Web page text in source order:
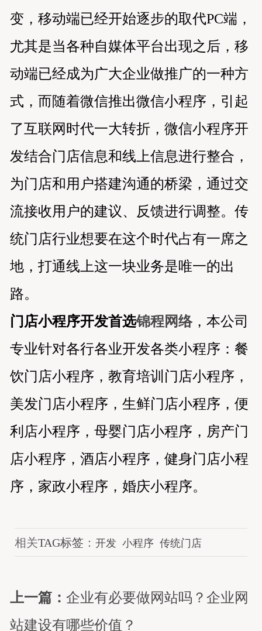
变，移动端已经开始逐步的取代PC端，
尤其是当各种自媒体平台出现之后，移
动端已经成为广大企业做推广的一种方
式，而随着微信推出微信小程序，引起
了互联网时代一大转折，微信小程序开
发结合门店信息和线上信息进行整合，
为门店和用户搭建沟通的桥梁，通过交
流接收用户的建议、反馈进行调整。传
统门店行业想要在这个时代占有一席之
地，打通线上这一块业务是唯一的出
路。
门店小程序开发首选锦程网络，本公司
专业针对各行各业开发各类小程序：餐
饮门店小程序，教育培训门店小程序，
美发门店小程序，生鲜门店小程序，便
利店小程序，母婴门店小程序，房产门
店小程序，酒店小程序，健身门店小程
序，家政小程序，婚庆小程序。
相关TAG标签 ：开发 小程序 传统门店
上一篇： 企业有必要做网站吗？企业网
站建设有哪些价值？